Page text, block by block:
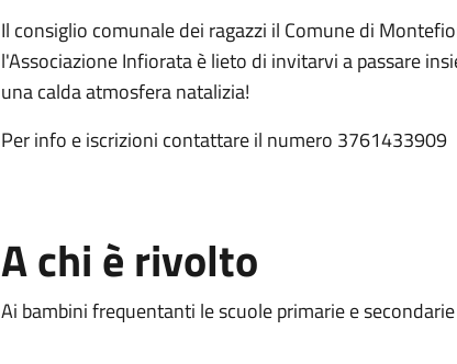
Il consiglio comunale dei ragazzi il Comune di
l'Associazione Infiorata è lieto di invitarvi a passare
una calda atmosfera natalizia!
Per info e iscrizioni contattare il numero 3761433909
A chi è rivolto
Ai bambini frequentanti le scuole primarie e